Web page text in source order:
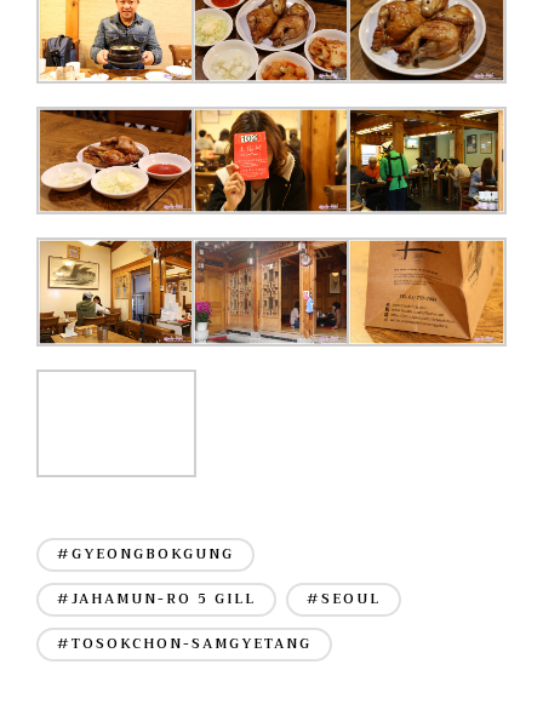
#GYEONGBOKGUNG
#JAHAMUN-RO 5 GILL
#SEOUL
#TOSOKCHON-SAMGYETANG